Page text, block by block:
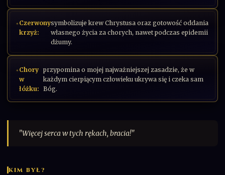
Czerwony
krzyż:
symbolizuje krew Chrystusa oraz gotowość oddania
własnego życia za chorych, nawet podczas epidemii
dżumy.
Chory
w
łóżku:
przypomina o mojej najważniejszej zasadzie, że w
każdym cierpiącym człowieku ukrywa się i czeka sam
Bóg.
"Więcej serca w tych rękach, bracia!"
KIM BYŁ?